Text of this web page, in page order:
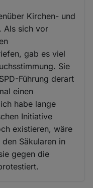
Kirchen- und
Als sich vor
gab es viel
Sie
Führung derart
einen
habe lange
Initiative
existieren, wäre
Säkularen in
gegen die